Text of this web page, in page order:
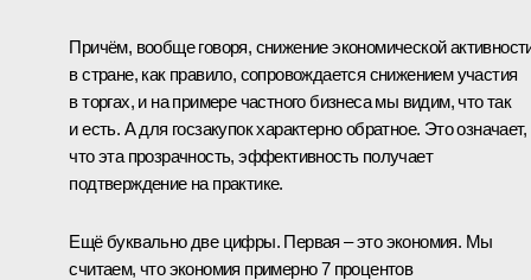
Причём, вообще говоря, снижение экономической
в стране, как правило, сопровождается снижением участия
в торгах, и на примере частного бизнеса мы видим, что так
и есть. А для госзакупок характерно обратное. Это означает,
что эта прозрачность, эффективность получает
подтверждение на практике.
Ещё буквально две цифры. Первая – это экономия. Мы
считаем, что экономия примерно 7 процентов